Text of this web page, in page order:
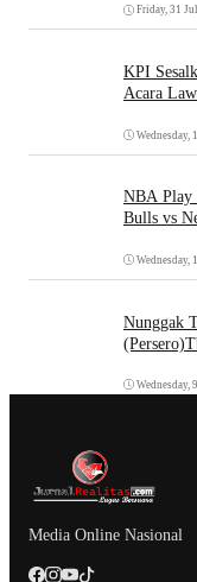
Friday, 31
KPI
Acara
Wednesday,
NBA Play
Bulls vs
Wednesday,
Nunggak
Wednesday,
Media Online Nasional